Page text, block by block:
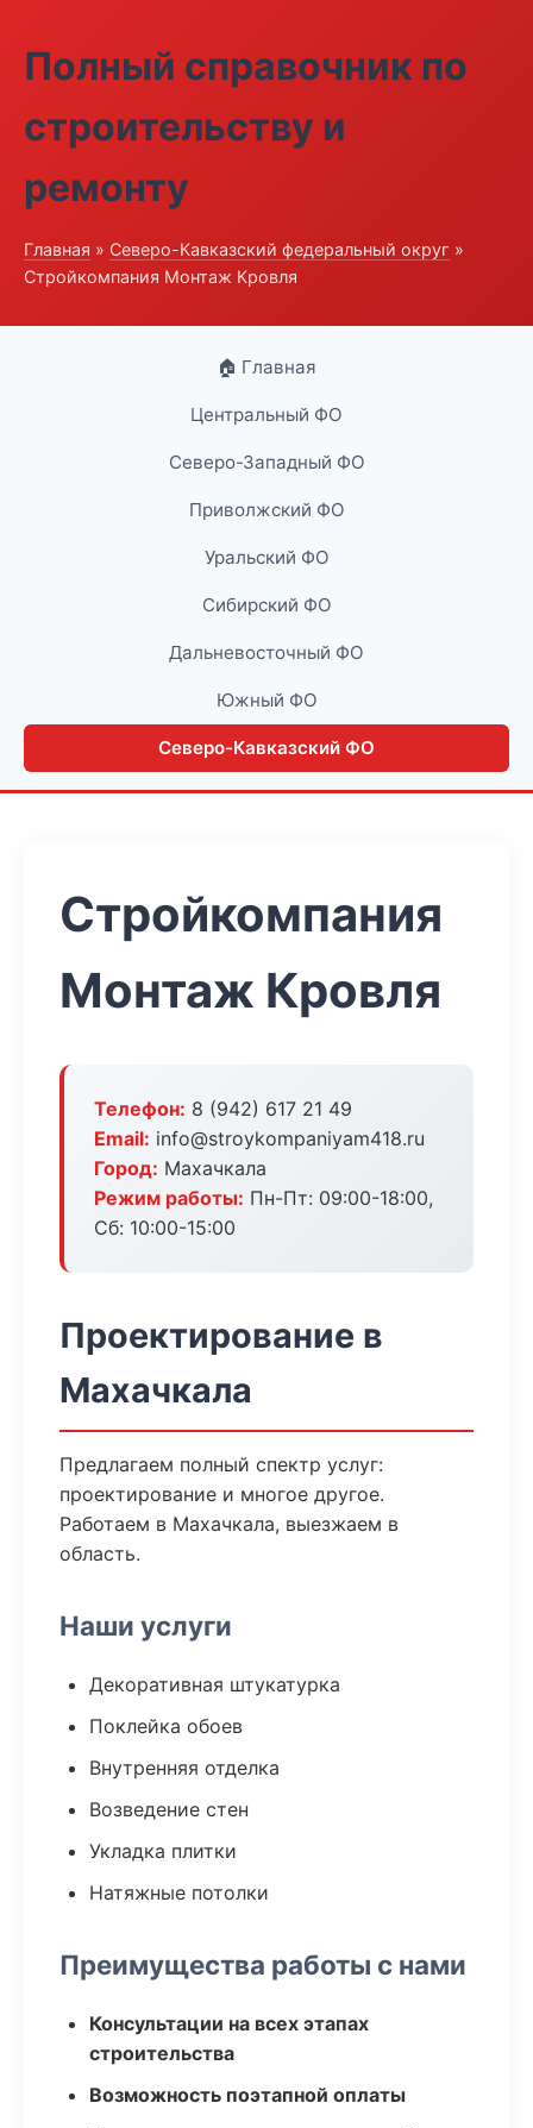
Полный справочник по
строительству и
ремонту
Главная » Северо-Кавказский федеральный округ »
Стройкомпания Монтаж Кровля
🏠 Главная
Центральный ФО
Северо-Западный ФО
Приволжский ФО
Уральский ФО
Сибирский ФО
Дальневосточный ФО
Южный ФО
Северо-Кавказский ФО
Стройкомпания
Монтаж Кровля
Телефон: 8 (942) 617 21 49
Email: info@stroykompaniyam418.ru
Город: Махачкала
Режим работы: Пн-Пт: 09:00-18:00,
Сб: 10:00-15:00
Проектирование в
Махачкала
Предлагаем полный спектр услуг:
проектирование и многое другое.
Работаем в Махачкала, выезжаем в
область.
Наши услуги
Декоративная штукатурка
Поклейка обоев
Внутренняя отделка
Возведение стен
Укладка плитки
Натяжные потолки
Преимущества работы с нами
Консультации на всех этапах
строительства
Возможность поэтапной оплаты